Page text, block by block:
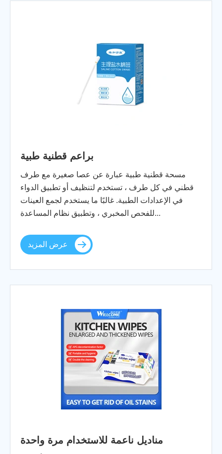
براعم قطنية طبية
مسحة قطنية طبية عبارة عن عصا صغيرة مع طرف
قطني في كل طرف ، تستخدم لتنظيف أو تطبيق الدواء
في الإعدادات الطبية. غالبًا ما يستخدم لجمع العينات
للفحص المخبري ، وتطبيق نظام المساعدة...
مناديل ناعمة للاستخدام مرة واحدة